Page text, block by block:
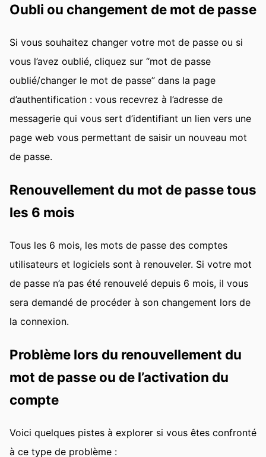
Oubli ou changement de mot de passe
Si vous souhaitez changer votre mot de passe ou si
vous l’avez oublié, cliquez sur “mot de passe
oublié/changer le mot de passe” dans la page
d’authentification : vous recevrez à l’adresse de
messagerie qui vous sert d’identifiant un lien vers une
page web vous permettant de saisir un nouveau mot
de passe.
Renouvellement du mot de passe tous
les 6 mois
Tous les 6 mois, les mots de passe des comptes
utilisateurs et logiciels sont à renouveler. Si votre mot
de passe n’a pas été renouvelé depuis 6 mois, il vous
sera demandé de procéder à son changement lors de
la connexion.
Problème lors du renouvellement du
mot de passe ou de l’activation du
compte
Voici quelques pistes à explorer si vous êtes confronté
à ce type de problème :